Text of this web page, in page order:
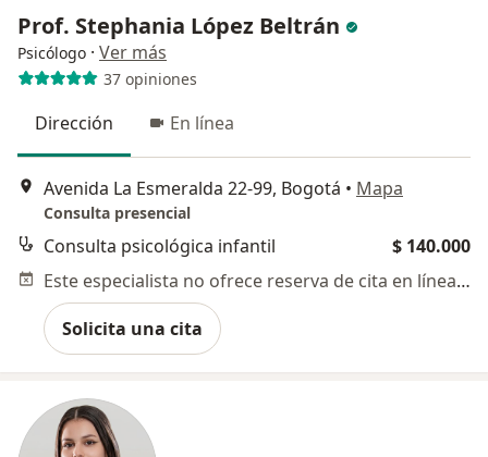
Prof. Stephania López Beltrán
Psicólogo · Ver más
37 opiniones
Dirección En línea
Avenida La Esmeralda 22-99, Bogotá • Mapa
Consulta presencial
Consulta psicológica infantil
$ 140.000
Este especialista no ofrece reserva de cita en línea en esta dirección.
Solicita una cita